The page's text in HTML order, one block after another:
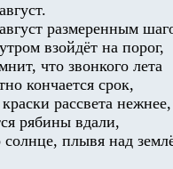
размеренным
взойдёт на порог,
что звонкого лета
кончается срок,
рассвета нежнее,
рябины вдали,
плывя над